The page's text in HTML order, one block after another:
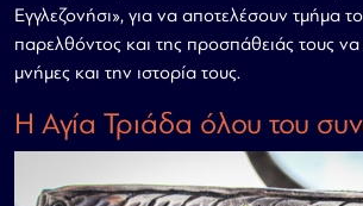
Εγγλεζονήσι», για να αποτελέσουν τμήμα
παρελθόντος και της προσπάθειάς τους να
μνήμες και την ιστορία τους.
Η Αγία Τριάδα όλου του